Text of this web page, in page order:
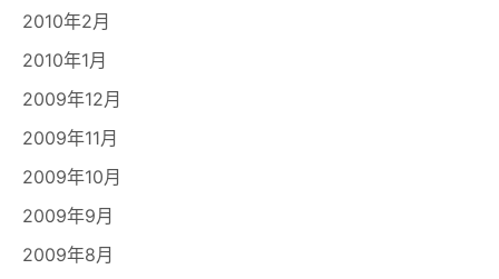
2010年2月
2010年1月
2009年12月
2009年11月
2009年10月
2009年9月
2009年8月